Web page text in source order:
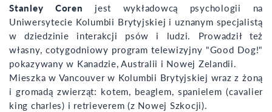
Stanley Coren jest wykładowcą psychologii na
Uniwersytecie Kolumbii Brytyjskiej i uznanym specjalistą
w dziedzinie interakcji psów i ludzi. Prowadził też
własny, cotygodniowy program telewizyjny "Good Dog!"
pokazywany w Kanadzie, Australii i Nowej Zelandii.
Mieszka w Vancouver w Kolumbii Brytyjskiej wraz z żoną
i gromadą zwierząt: kotem, beaglem, spanielem (cavalier
king charles) i retrieverem (z Nowej Szkocji).